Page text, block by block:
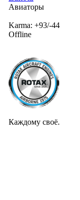
Авиаторы
Karma: +93/-44
Offline
Каждому своё.